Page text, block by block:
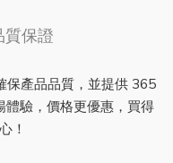
保證
保產品品質，並提供 365
體驗，價格更優惠，買得
！